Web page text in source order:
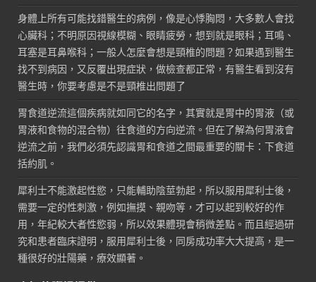
身體上所有可能找錯醫生的病例，像是心悸胸悶，大多數人會找
心臟科；不明原因視線模糊、眼睛疲勞，想到就是眼科；耳鳴、
耳塞是耳鼻喉科；一般人怎麼會想是頸椎的問題？如果遇到醫生
找不到病因，又反覆出現症狀，做檢查都正常，有醫生看到沒有
醫生時，你要考慮是不是頸椎出問題了
胃食道逆流這個疾病就如同它的名字，其實就是胃中的胃液（或
胃液和食物的混合物）往食道的方向逆流。但在了解為何胃液會
逆流之前，我們必須先認識胃和食道之間最重要的關卡：下食道
括約肌。
犀利士不能激起性慾，只能輔助陰莖勃起，所以服用犀利士後，
需要一定的性刺激，例如撫摸、親吻等，才可以起到較好的作
用，年紀較大者性慾弱，所以效果體現會稍微差點。而且經過研
究和患者臨床證明，服用犀利士後，同房成功率大大提高，是一
種很好的壯陽藥，療效顯著。